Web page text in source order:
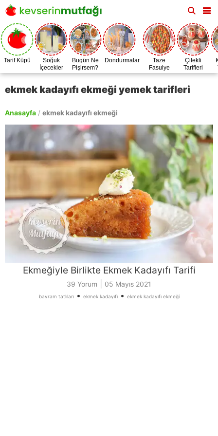
Tarif Küpü
Soğuk
İçecekler
Bugün Ne
Pişirsem?
Dondurmalar
Taze
Fasulye
Zamanı
Çilekli
Tarifleri
ekmek kadayıfı ekmeği yemek tarifleri
Anasayfa / ekmek kadayıfı ekmeği
Ekmeğiyle Birlikte Ekmek Kadayıfı Tarifi
39 Yorum 05 Mayıs 2021
bayram tatlıları• ekmek kadayıfı• ekmek kadayıfı ekmeği